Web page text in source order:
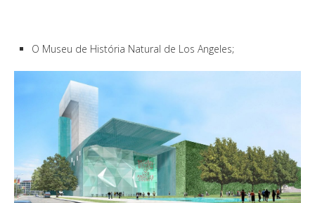
O Museu de História Natural de Los Angeles;